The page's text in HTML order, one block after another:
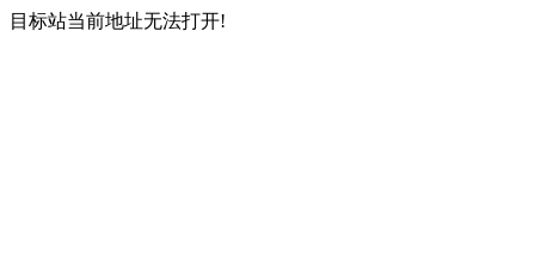
目标站当前地址无法打开!